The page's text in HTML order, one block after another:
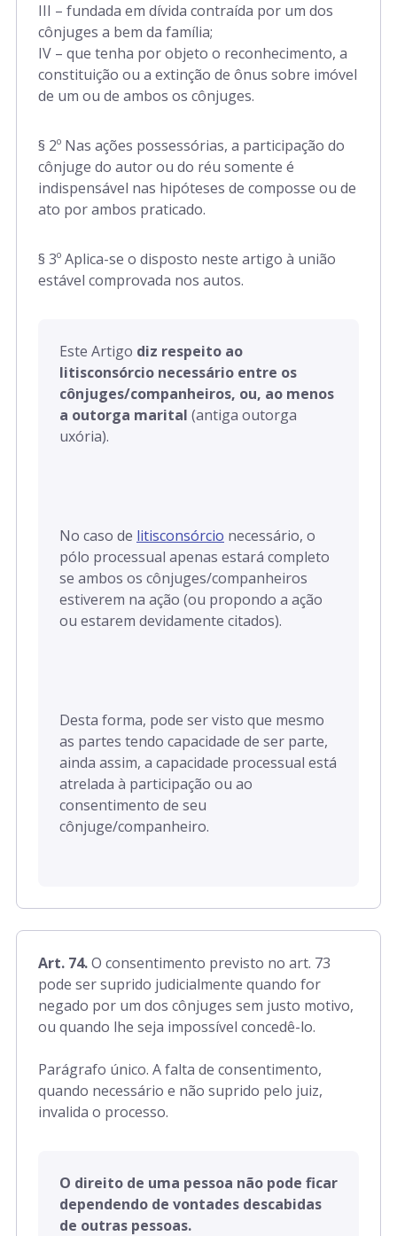
III – fundada em dívida contraída por um dos
cônjuges a bem da família;
IV – que tenha por objeto o reconhecimento, a
constituição ou a extinção de ônus sobre imóvel
de um ou de ambos os cônjuges.
§ 2º Nas ações possessórias, a participação do
cônjuge do autor ou do réu somente é
indispensável nas hipóteses de composse ou de
ato por ambos praticado.
§ 3º Aplica-se o disposto neste artigo à união
estável comprovada nos autos.
Este Artigo diz respeito ao
litisconsórcio necessário entre os
cônjuges/companheiros, ou, ao menos
a outorga marital (antiga outorga
uxória).
No caso de litisconsórcio necessário, o
pólo processual apenas estará completo
se ambos os cônjuges/companheiros
estiverem na ação (ou propondo a ação
ou estarem devidamente citados).
Desta forma, pode ser visto que mesmo
as partes tendo capacidade de ser parte,
ainda assim, a capacidade processual está
atrelada à participação ou ao
consentimento de seu
cônjuge/companheiro.
Art. 74.O consentimento previsto no art. 73
pode ser suprido judicialmente quando for
negado por um dos cônjuges sem justo motivo,
ou quando lhe seja impossível concedê-lo.
Parágrafo único. A falta de consentimento,
quando necessário e não suprido pelo juiz,
invalida o processo.
O direito de uma pessoa não pode ficar
dependendo de vontades descabidas
de outras pessoas.